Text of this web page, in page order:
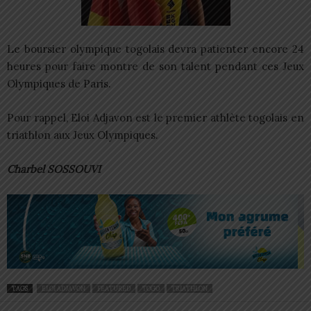
Le boursier olympique togolais devra patienter encore 24
heures pour faire montre de son talent pendant ces Jeux
Olympiques de Paris.
Pour rappel, Eloi Adjavon est le premier athlète togolais en
triathlon aux Jeux Olympiques.
Charbel SOSSOUVI
TAGS ELOI ADJAVON FEATURED TOGO TRIATHLON